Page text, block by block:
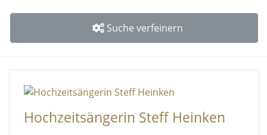
Suche verfeinern
Hochzeitsängerin Steff Heinken